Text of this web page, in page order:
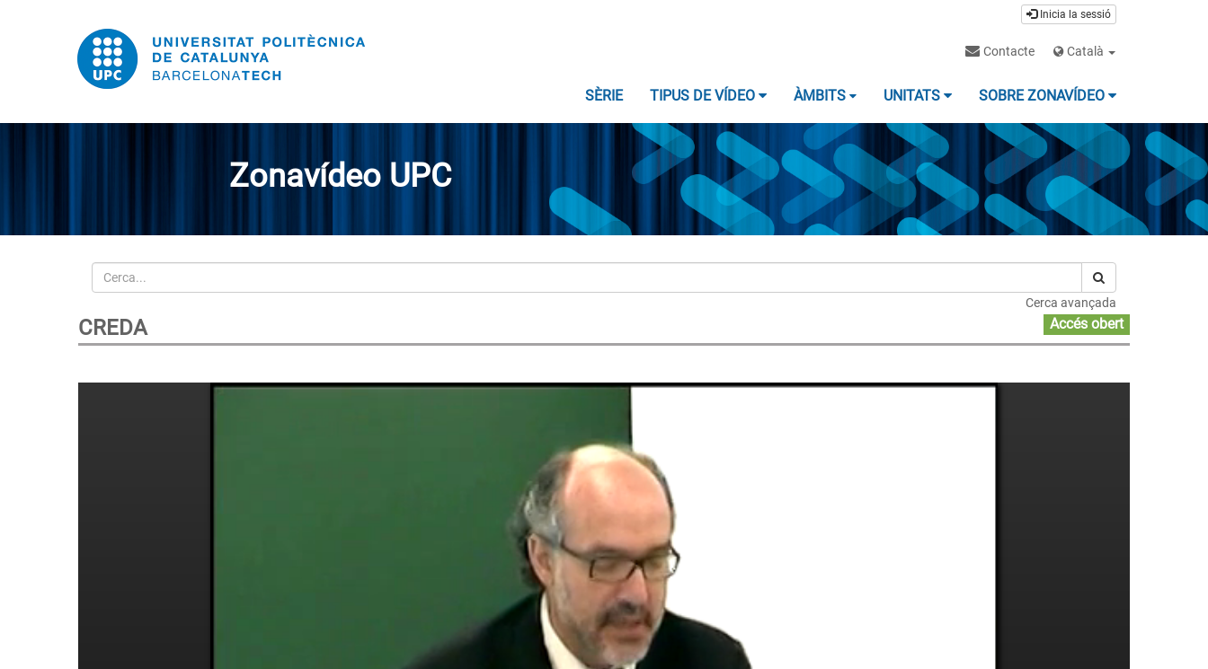
Inicia la sessió
Contacte Català
SÈRIE TIPUS DE VÍDEO ÀMBITS UNITATS SOBRE ZONAVÍDEO
Zonavídeo UPC
Cerca
Cerca avançada
CREDA Accés obert